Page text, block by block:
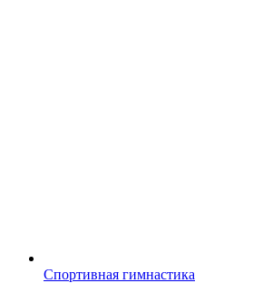
Спортивная гимнастика